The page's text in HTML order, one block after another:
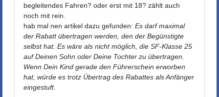
begleitendes Fahren? oder erst mit 18? zählt auch
noch mit rein.
hab mal nen artikel dazu gefunden:Es darf maximal
der Rabatt übertragen werden, den der Begünstigte
selbst hat. Es wäre als nicht möglich, die SF-Klasse 25
auf Deinen Sohn oder Deine Tochter zu übertragen.
Wenn Dein Kind gerade den Führerschein erworben
hat, würde es trotz Übertrag des Rabattes als Anfänger
eingestuft.